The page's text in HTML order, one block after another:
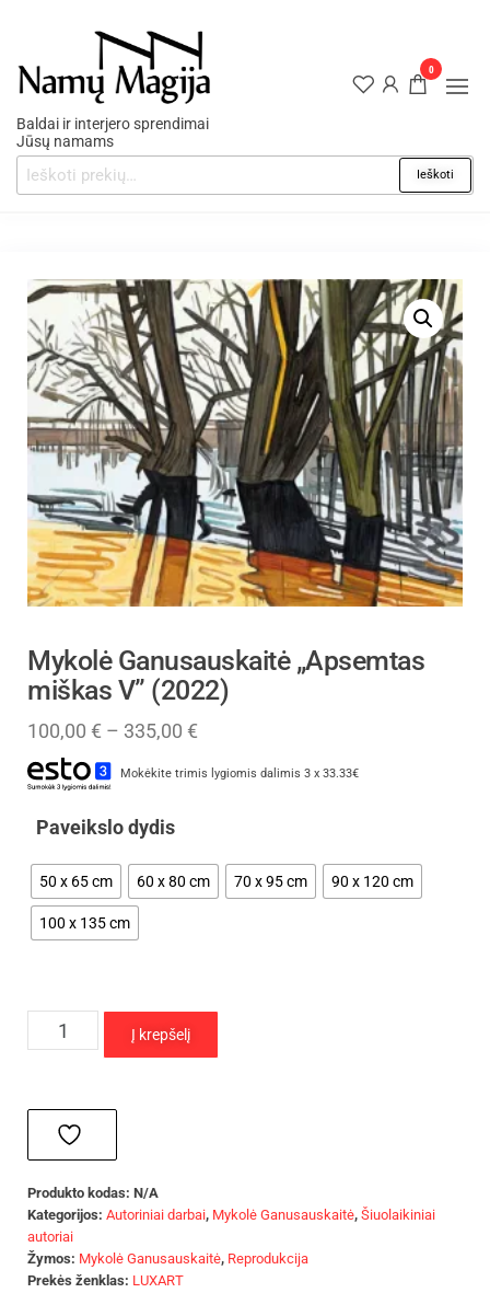
Baldai ir interjero sprendimai
Jūsų namams
Ieškoti
0
Mykolė Ganusauskaitė „Apsemtas
miškas V” (2022)
100,00 € – 335,00 €
Mokėkite trimis lygiomis dalimis 3 x 33.33€
Paveikslo dydis
50 x 65 cm 60 x 80 cm 70 x 95 cm 90 x 120 cm
100 x 135 cm
Į krepšelį
Produkto kodas: N/A
Kategorijos: Autoriniai darbai, Mykolė Ganusauskaitė, Šiuolaikiniai
autoriai
Žymos: Mykolė Ganusauskaitė, Reprodukcija
Prekės ženklas: LUXART